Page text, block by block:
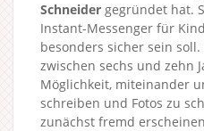
Schneider gegründet hat.
Instant-Messenger für
besonders sicher sein
zwischen sechs und zehn
Möglichkeit, miteinander
schreiben und Fotos zu
zunächst fremd